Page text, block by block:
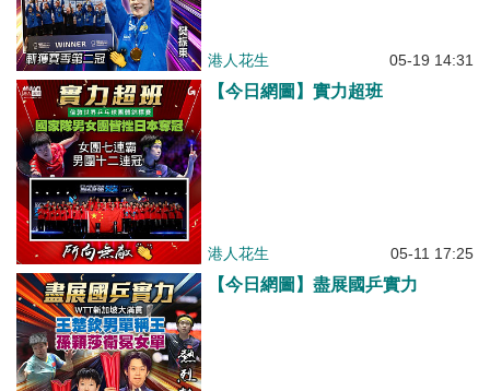
港人花生 05-19 14:31
【今日網圖】實力超班
港人花生 05-11 17:25
【今日網圖】盡展國乒實力